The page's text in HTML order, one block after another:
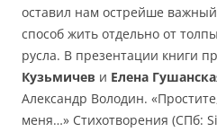
оставил нам острейше
способ жить отдельно от
русла. В презентации книги
Кузьмичев и Елена
Александр Володин.
меня…» Стихотворения (СПб: